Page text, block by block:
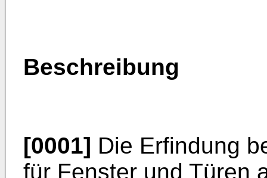
Beschreibung
[0001] Die Erfindung
für Fenster und Türen